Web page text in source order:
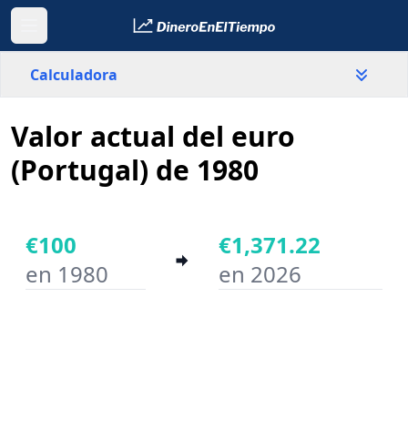
Calculadora
País
Año inicial
Valor actual del euro
(Portugal) de 1980
€100
en 1980
€1,371.22
en 2026